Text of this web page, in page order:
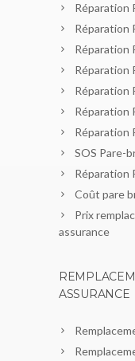
Réparation
Réparation
Réparation
Réparation
Réparation
Réparation
Réparation
SOS Pare-
Réparation
Coût pare
Prix
assurance
ASSURANCE